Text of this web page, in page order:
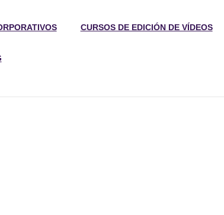
CURSOS DE EDICIÓN DE VÍDEOS